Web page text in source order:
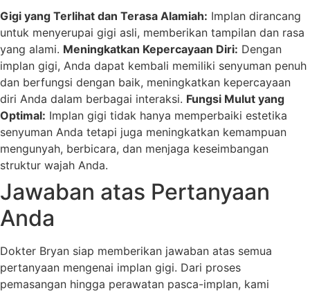
Gigi yang Terlihat dan Terasa Alamiah: Implan dirancang
untuk menyerupai gigi asli, memberikan tampilan dan rasa
yang alami. Meningkatkan Kepercayaan Diri: Dengan
implan gigi, Anda dapat kembali memiliki senyuman penuh
dan berfungsi dengan baik, meningkatkan kepercayaan
diri Anda dalam berbagai interaksi. Fungsi Mulut yang
Optimal: Implan gigi tidak hanya memperbaiki estetika
senyuman Anda tetapi juga meningkatkan kemampuan
mengunyah, berbicara, dan menjaga keseimbangan
struktur wajah Anda.
Jawaban atas Pertanyaan
Anda
Dokter Bryan siap memberikan jawaban atas semua
pertanyaan mengenai implan gigi. Dari proses
pemasangan hingga perawatan pasca-implan, kami